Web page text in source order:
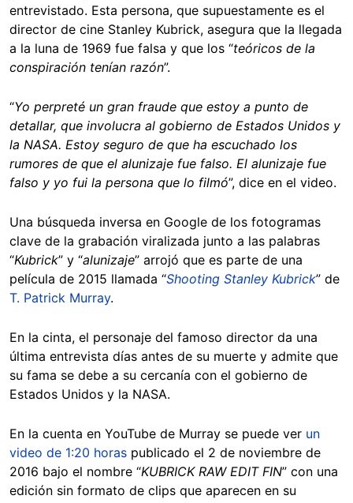
entrevistado. Esta persona, que supuestamente es el
director de cine Stanley Kubrick, asegura que la llegada
a la luna de 1969 fue falsa y que los “teóricos de la
conspiración tenían razón”.
“Yo perpreté un gran fraude que estoy a punto de
detallar, que involucra al gobierno de Estados Unidos y
la NASA. Estoy seguro de que ha escuchado los
rumores de que el alunizaje fue falso. El alunizaje fue
falso y yo fui la persona que lo filmó”, dice en el video.
Una búsqueda inversa en Google de los fotogramas
clave de la grabación viralizada junto a las palabras
“Kubrick” y “alunizaje” arrojó que es parte de una
película de 2015 llamada “Shooting Stanley Kubrick” de
T. Patrick Murray.
En la cinta, el personaje del famoso director da una
última entrevista días antes de su muerte y admite que
su fama se debe a su cercanía con el gobierno de
Estados Unidos y la NASA.
En la cuenta en YouTube de Murray se puede ver un
video de 1:20 horas publicado el 2 de noviembre de
2016 bajo el nombre “KUBRICK RAW EDIT FIN” con una
edición sin formato de clips que aparecen en su